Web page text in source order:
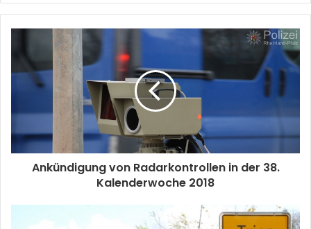
Ankündigung von Radarkontrollen in der 38.
Kalenderwoche 2018